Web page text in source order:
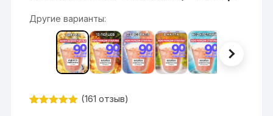
Другие варианты:
(161 отзыв)